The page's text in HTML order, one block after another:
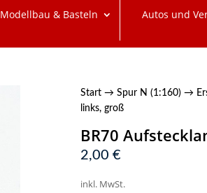
Modellbau & Basteln Autos und
Start→ Spur N (1:160)→
links, groß
BR70
2,00 €
inkl. MwSt.